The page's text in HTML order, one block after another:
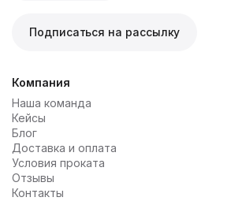
Подписаться на рассылку
Компания
Наша команда
Кейсы
Блог
Доставка и оплата
Условия проката
Отзывы
Контакты